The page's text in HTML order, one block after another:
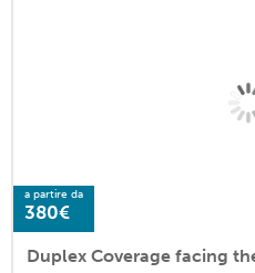
a partire da
380€
Duplex Coverage facing